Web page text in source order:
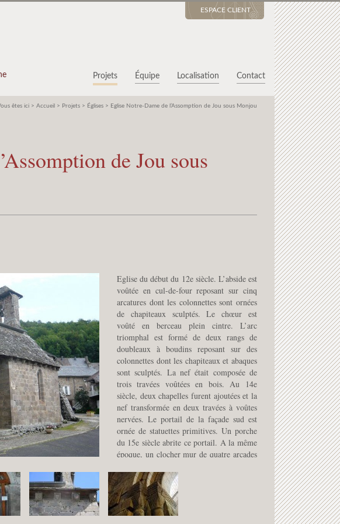
ESPACE CLIENT
Projets Équipe Localisation Contact
êtes ici > Accueil > Projets > Églises > Eglise Notre-Dame de l’Assomption de Jou sous Monjou
de Jou sous
Eglise du début du 12e siècle. L’abside est
voûtée en cul-de-four reposant sur cinq
arcatures dont les colonnettes sont ornées
de chapiteaux sculptés. Le chœur est
voûté en berceau plein cintre. L’arc
triomphal est formé de deux rangs de
doubleaux à boudins reposant sur des
colonnettes dont les chapiteaux et abaques
sont sculptés. La nef était composée de
trois travées voûtées en bois. Au 14e
siècle, deux chapelles furent ajoutées et la
nef transformée en deux travées à voûtes
nervées. Le portail de la façade sud est
ornée de statuettes primitives. Un porche
du 15e siècle abrite ce portail. A la même
époque, un clocher mur de quatre arcades
L’église est classé Monument Historique
depuis le 23 avril 1925.